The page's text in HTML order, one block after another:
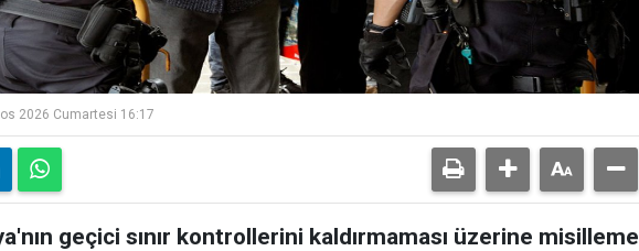
2026 Cumartesi 16:17
geçici sınır kontrollerini kaldırmaması üzerine misilleme